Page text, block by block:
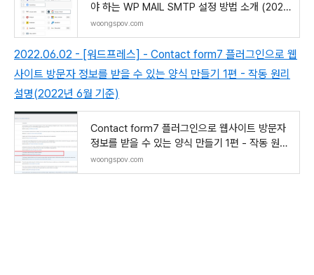
야 하는 WP MAIL SMTP 설정 방법 소개 (2022
버전)
woongspov.com
2022.06.02 - [워드프레스] - Contact form7 플러그인으로 웹
사이트 방문자 정보를 받을 수 있는 양식 만들기 1편 - 작동 원리
설명(2022년 6월 기준)
Contact form7 플러그인으로 웹사이트 방문자
정보를 받을 수 있는 양식 만들기 1편 - 작동 원리
설명
woongspov.com